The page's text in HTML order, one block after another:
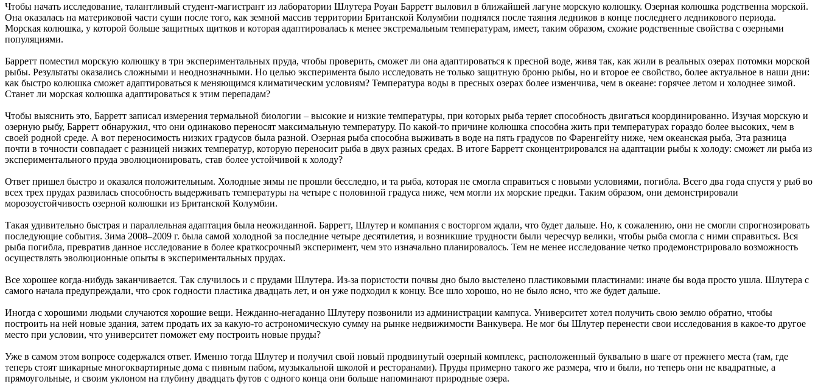
Чтобы начать исследование, талантливый студент-магистрант из лаборатории Шлутера Роуан Барретт выловил в ближайшей лагуне морскую колюшку. Озерная колюшка родственна морской.
Она оказалась на материковой части суши после того, как земной массив территории Британской Колумбии поднялся после таяния ледников в конце последнего ледникового периода.
Морская колюшка, у которой больше защитных щитков и которая адаптировалась к менее экстремальным температурам, имеет, таким образом, схожие родственные свойства с озерными
популяциями.
Барретт поместил морскую колюшку в три экспериментальных пруда, чтобы проверить, сможет ли она адаптироваться к пресной воде, живя так, как жили в реальных озерах потомки морской
рыбы. Результаты оказались сложными и неоднозначными. Но целью эксперимента было исследовать не только защитную броню рыбы, но и второе ее свойство, более актуальное в наши дни:
как быстро колюшка сможет адаптироваться к меняющимся климатическим условиям? Температура воды в пресных озерах более изменчива, чем в океане: горячее летом и холоднее зимой.
Станет ли морская колюшка адаптироваться к этим перепадам?
Чтобы выяснить это, Барретт записал измерения термальной биологии – высокие и низкие температуры, при которых рыба теряет способность двигаться координированно. Изучая морскую и
озерную рыбу, Барретт обнаружил, что они одинаково переносят максимальную температуру. По какой-то причине колюшка способна жить при температурах гораздо более высоких, чем в
своей родной среде. А вот переносимость низких градусов была разной. Озерная рыба способна выживать в воде на пять градусов по Фаренгейту ниже, чем океанская рыба, Эта разница
почти в точности совпадает с разницей низких температур, которую переносит рыба в двух разных средах. В итоге Барретт сконцентрировался на адаптации рыбы к холоду: сможет ли рыба из
экспериментального пруда эволюционировать, став более устойчивой к холоду?
Ответ пришел быстро и оказался положительным. Холодные зимы не прошли бесследно, и та рыба, которая не смогла справиться с новыми условиями, погибла. Всего два года спустя у рыб во
всех трех прудах развилась способность выдерживать температуры на четыре с половиной градуса ниже, чем могли их морские предки. Таким образом, они демонстрировали
морозоустойчивость озерной колюшки из Британской Колумбии.
Такая удивительно быстрая и параллельная адаптация была неожиданной. Барретт, Шлутер и компания с восторгом ждали, что будет дальше. Но, к сожалению, они не смогли спрогнозировать
последующие события. Зима 2008–2009 г. была самой холодной за последние четыре десятилетия, и возникшие трудности были чересчур велики, чтобы рыба смогла с ними справиться. Вся
рыба погибла, превратив данное исследование в более краткосрочный эксперимент, чем это изначально планировалось. Тем не менее исследование четко продемонстрировало возможность
осуществлять эволюционные опыты в экспериментальных прудах.
Все хорошее когда-нибудь заканчивается. Так случилось и с прудами Шлутера. Из-за пористости почвы дно было выстелено пластиковыми пластинами: иначе бы вода просто ушла. Шлутера с
самого начала предупреждали, что срок годности пластика двадцать лет, и он уже подходил к концу. Все шло хорошо, но не было ясно, что же будет дальше.
Иногда с хорошими людьми случаются хорошие вещи. Нежданно-негаданно Шлутеру позвонили из администрации кампуса. Университет хотел получить свою землю обратно, чтобы
построить на ней новые здания, затем продать их за какую-то астрономическую сумму на рынке недвижимости Ванкувера. Не мог бы Шлутер перенести свои исследования в какое-то другое
место при условии, что университет поможет ему построить новые пруды?
Уже в самом этом вопросе содержался ответ. Именно тогда Шлутер и получил свой новый продвинутый озерный комплекс, расположенный буквально в шаге от прежнего места (там, где
теперь стоят шикарные многоквартирные дома с пивным пабом, музыкальной школой и ресторанами). Пруды примерно такого же размера, что и были, но теперь они не квадратные, а
прямоугольные, и своим уклоном на глубину двадцать футов с одного конца они больше напоминают природные озера.